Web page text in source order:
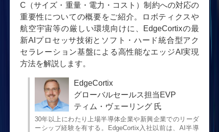
C（サイズ・重量・電力・コスト）制約への対応の
重要性についての概要をご紹介。ロボティクスや
航空宇宙等の厳しい環境向けに、EdgeCortixの最
新AIプロセッサ技術とソフト・ハード統合型アク
セラレーション基盤による高性能なエッジAI実現
方法を解説します。
EdgeCortix
グローバルセールス担当EVP
ティム・ヴェーリング 氏
30年以上にわたり上場半導体企業や新興企業でのリーダ
ーシップ経験を有する。EdgeCortix入社以前は、AI半導